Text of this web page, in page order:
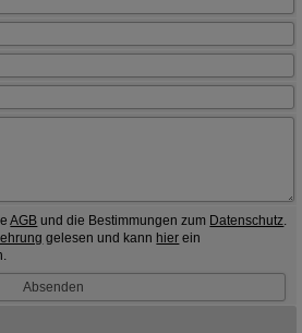
AGB und die Bestimmungen zum Datenschutz
gelesen und kann hier ein